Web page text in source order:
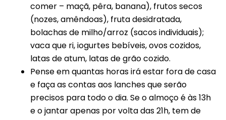
comer – maçã, pêra, banana), frutos secos
(nozes, amêndoas), fruta desidratada,
bolachas de milho/arroz (sacos individuais);
vaca que ri, iogurtes bebíveis, ovos cozidos,
latas de atum, latas de grão cozido.
Pense em quantas horas irá estar fora de casa
e faça as contas aos lanches que serão
precisos para todo o dia. Se o almoço é às 13h
e o jantar apenas por volta das 21h, tem de